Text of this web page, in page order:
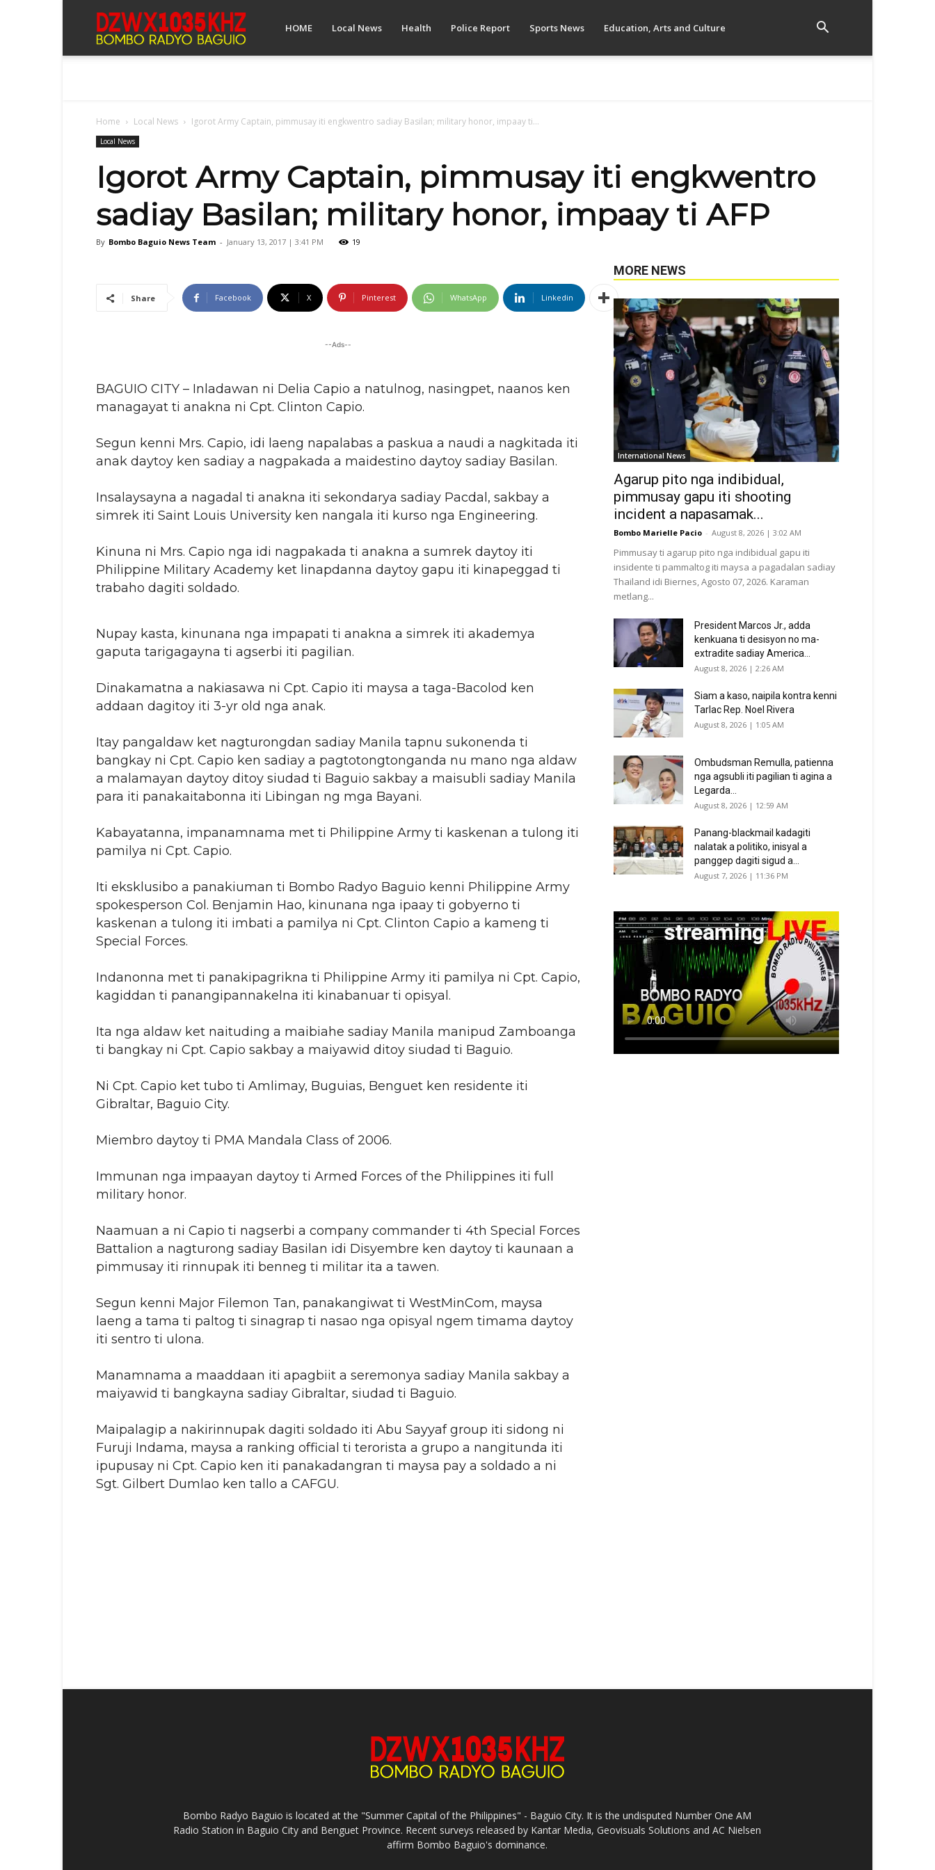
Bombo HOME Local News Health Police Report Sports News Education, Arts and Culture
Home Local News Igorot Army Captain, pimmusay iti engkwentro sadiay Basilan; military honor, impaay ti...
Local News
Igorot Army Captain, pimmusay iti engkwentro
sadiay Basilan; military honor, impaay ti AFP
By Bombo Baguio News Team - January 13, 2017 | 3:41 PM 19
Share Facebook X Pinterest WhatsApp Linkedin
--Ads--
BAGUIO CITY – Inladawan ni Delia Capio a natulnog, nasingpet, naanos ken
managayat ti anakna ni Cpt. Clinton Capio.
Segun kenni Mrs. Capio, idi laeng napalabas a paskua a naudi a nagkitada iti
anak daytoy ken sadiay a nagpakada a maidestino daytoy sadiay Basilan.
Insalaysayna a nagadal ti anakna iti sekondarya sadiay Pacdal, sakbay a
simrek iti Saint Louis University ken nangala iti kurso nga Engineering.
Kinuna ni Mrs. Capio nga idi nagpakada ti anakna a sumrek daytoy iti
Philippine Military Academy ket linapdanna daytoy gapu iti kinapeggad ti
trabaho dagiti soldado.
Nupay kasta, kinunana nga impapati ti anakna a simrek iti akademya
gaputa tarigagayna ti agserbi iti pagilian.
Dinakamatna a nakiasawa ni Cpt. Capio iti maysa a taga-Bacolod ken
addaan dagitoy iti 3-yr old nga anak.
Itay pangaldaw ket nagturongdan sadiay Manila tapnu sukonenda ti
bangkay ni Cpt. Capio ken sadiay a pagtotongtonganda nu mano nga aldaw
a malamayan daytoy ditoy siudad ti Baguio sakbay a maisubli sadiay Manila
para iti panakaitabonna iti Libingan ng mga Bayani.
Kabayatanna, impanamnama met ti Philippine Army ti kaskenan a tulong iti
pamilya ni Cpt. Capio.
Iti eksklusibo a panakiuman ti Bombo Radyo Baguio kenni Philippine Army
spokesperson Col. Benjamin Hao, kinunana nga ipaay ti gobyerno ti
kaskenan a tulong iti imbati a pamilya ni Cpt. Clinton Capio a kameng ti
Special Forces.
Indanonna met ti panakipagrikna ti Philippine Army iti pamilya ni Cpt. Capio,
kagiddan ti panangipannakelna iti kinabanuar ti opisyal.
Ita nga aldaw ket naituding a maibiahe sadiay Manila manipud Zamboanga
ti bangkay ni Cpt. Capio sakbay a maiyawid ditoy siudad ti Baguio.
Ni Cpt. Capio ket tubo ti Amlimay, Buguias, Benguet ken residente iti
Gibraltar, Baguio City.
Miembro daytoy ti PMA Mandala Class of 2006.
Immunan nga impaayan daytoy ti Armed Forces of the Philippines iti full
military honor.
Naamuan a ni Capio ti nagserbi a company commander ti 4th Special Forces
Battalion a nagturong sadiay Basilan idi Disyembre ken daytoy ti kaunaan a
pimmusay iti rinnupak iti benneg ti militar ita a tawen.
Segun kenni Major Filemon Tan, panakangiwat ti WestMinCom, maysa
laeng a tama ti paltog ti sinagrap ti nasao nga opisyal ngem timama daytoy
iti sentro ti ulona.
Manamnama a maaddaan iti apagbiit a seremonya sadiay Manila sakbay a
maiyawid ti bangkayna sadiay Gibraltar, siudad ti Baguio.
Maipalagip a nakirinnupak dagiti soldado iti Abu Sayyaf group iti sidong ni
Furuji Indama, maysa a ranking official ti terorista a grupo a nangitunda iti
ipupusay ni Cpt. Capio ken iti panakadangran ti maysa pay a soldado a ni
Sgt. Gilbert Dumlao ken tallo a CAFGU.
MORE NEWS
International News
Agarup pito nga indibidual,
pimmusay gapu iti shooting
incident a napasamak...
Bombo Marielle Pacio - August 8, 2026 | 3:02 AM
Pimmusay ti agarup pito nga indibidual gapu iti
insidente ti pammaltog iti maysa a pagadalan sadiay
Thailand idi Biernes, Agosto 07, 2026. Karaman
metlang...
President Marcos Jr., adda
kenkuana ti desisyon no ma-
extradite sadiay America...
August 8, 2026 | 2:26 AM
Siam a kaso, naipila kontra kenni
Tarlac Rep. Noel Rivera
August 8, 2026 | 1:05 AM
Ombudsman Remulla, patienna
nga agsubli iti pagilian ti agina a
Legarda...
August 8, 2026 | 12:59 AM
Panang-blackmail kadagiti
nalatak a politiko, inisyal a
panggep dagiti sigud a...
August 7, 2026 | 11:36 PM
Bombo Radyo Baguio is located at the "Summer Capital of the Philippines" - Baguio City. It is the undisputed Number One AM
Radio Station in Baguio City and Benguet Province. Recent surveys released by Kantar Media, Geovisuals Solutions and AC Nielsen
affirm Bombo Baguio's dominance.